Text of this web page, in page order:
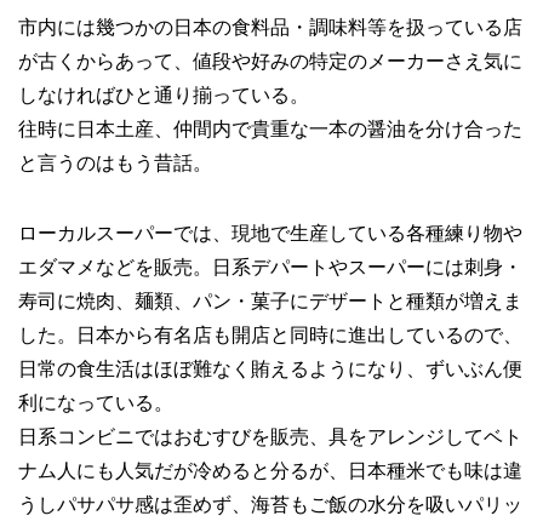
市内には幾つかの日本の食料品・調味料等を扱っている店
が古くからあって、値段や好みの特定のメーカーさえ気に
しなければひと通り揃っている。
往時に日本土産、仲間内で貴重な一本の醤油を分け合った
と言うのはもう昔話。
ローカルスーパーでは、現地で生産している各種練り物や
エダマメなどを販売。日系デパートやスーパーには刺身・
寿司に焼肉、麺類、パン・菓子にデザートと種類が増えま
した。日本から有名店も開店と同時に進出しているので、
日常の食生活はほぼ難なく賄えるようになり、ずいぶん便
利になっている。
日系コンビニではおむすびを販売、具をアレンジしてベト
ナム人にも人気だが冷めると分るが、日本種米でも味は違
うしパサパサ感は歪めず、海苔もご飯の水分を吸いパリッ